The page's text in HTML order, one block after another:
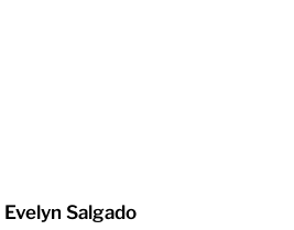
Evelyn Salgado